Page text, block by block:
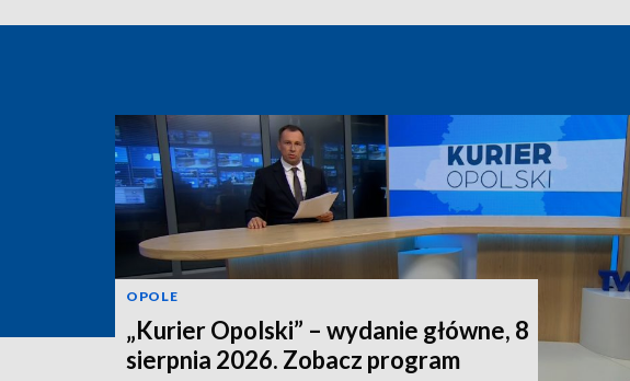
OPOLE
„Kurier Opolski” – wydanie główne, 8
sierpnia 2026. Zobacz program